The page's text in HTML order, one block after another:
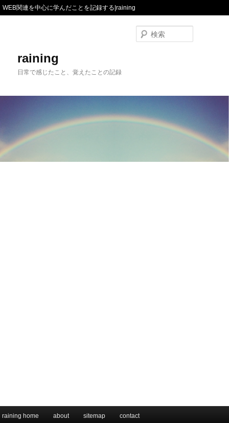
WEB関連を中心に学んだことを記録する|raining
raining
日常で感じたこと、覚えたことの記録
メインコンテンツへ移動
サブコンテンツへ移動
raining home about sitemap contact